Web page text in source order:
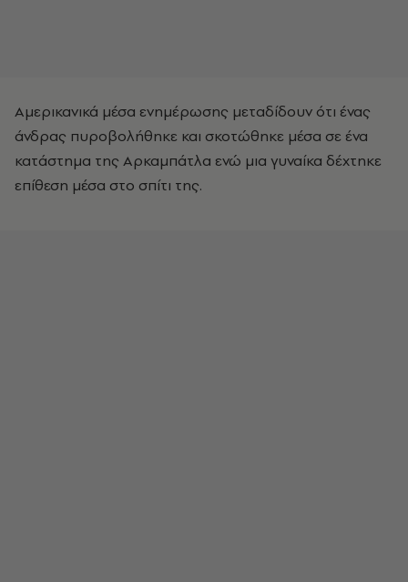
Αμερικανικά μέσα ενημέρωσης μεταδίδουν ότι ένας
άνδρας πυροβολήθηκε και σκοτώθηκε μέσα σε ένα
κατάστημα της Αρκαμπάτλα ενώ μια γυναίκα δέχτηκε
επίθεση μέσα στο σπίτι της.